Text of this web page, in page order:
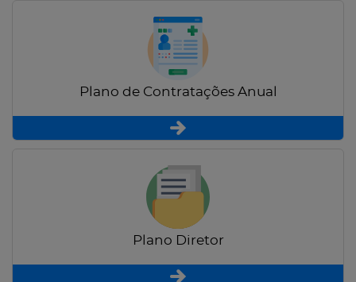
Plano de Contratações Anual
Plano Diretor